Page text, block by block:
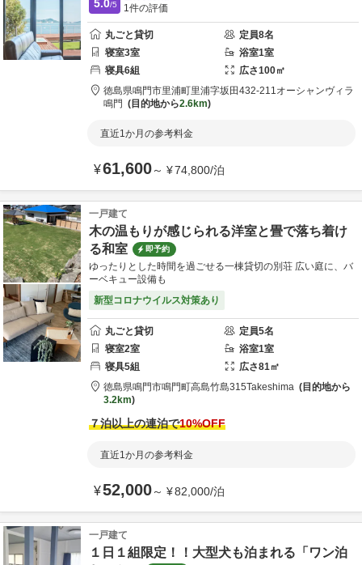
5.0/5
1件の評価
丸ごと貸切 定員8名
寝室3室 浴室1室
寝具6組 広さ100㎡
徳島県鳴門市里浦町里浦字坂田432-211オーシャンヴィラ
鳴門
目的地から2.6km
直近1か月の参考料金
¥61,600～ ¥74,800/泊
一戸建て
木の温もりが感じられる洋室と畳で落ち着け
る和室
即予約
ゆったりとした時間を過ごせる一棟貸切の別荘 広い庭に、バ
ーベキュー設備も
新型コロナウイルス対策あり
丸ごと貸切 定員5名
寝室2室 浴室1室
寝具5組 広さ81㎡
徳島県鳴門市鳴門町高島竹島315Takeshima
目的地から
3.2km
７泊以上の連泊で10%OFF
直近1か月の参考料金
¥52,000～ ¥82,000/泊
一戸建て
１日１組限定！！大型犬も泊まれる「ワン泊